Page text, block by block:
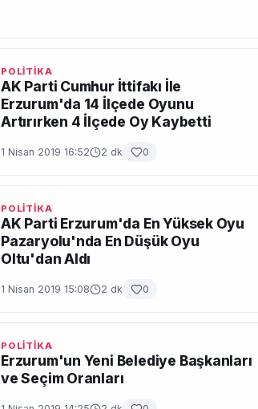
POLİTİKA
AK Parti Cumhur İttifakı İle
Erzurum'da 14 İlçede Oyunu
Artırırken 4 İlçede Oy Kaybetti
1 Nisan 2019 16:52 2 dk 0
POLİTİKA
AK Parti Erzurum'da En Yüksek Oyu
Pazaryolu'nda En Düşük Oyu
Oltu'dan Aldı
1 Nisan 2019 15:08 2 dk 0
POLİTİKA
Erzurum'un Yeni Belediye Başkanları
ve Seçim Oranları